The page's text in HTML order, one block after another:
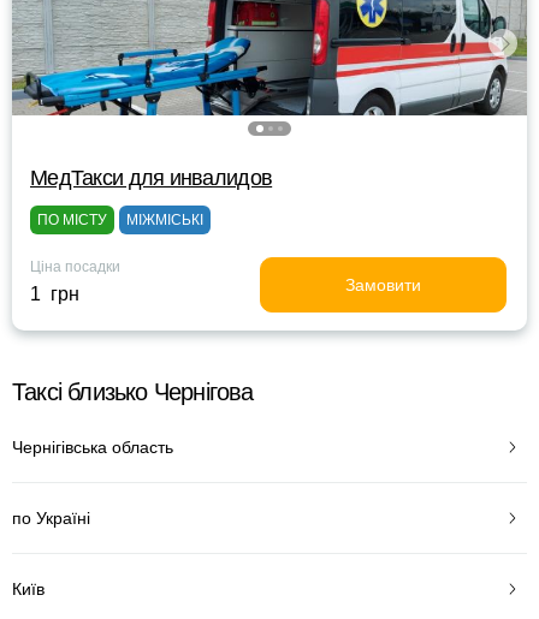
МедТакси для инвалидов
ПО МІСТУ МІЖМІСЬКІ
Ціна посадки
1 грн Замовити
Таксі близько Чернігова
Чернігівська область
по Україні
Київ